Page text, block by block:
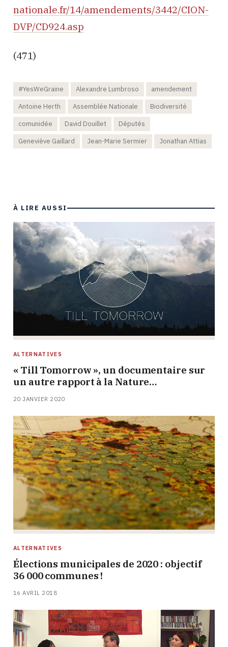
nationale.fr/14/amendements/3442/CION-
DVP/CD924.asp
(471)
#YesWeGraine Alexandre Lumbroso
amendement
Antoine Herth
Assemblée Nationale
Biodiversité
comunidée
David Douillet
Députés
Geneviève Gaillard
Jean-Marie Sermier Jonathan Attias
À LIRE AUSSI
ALTERNATIVES
« Till Tomorrow », un documentaire sur
un autre rapport à la Nature…
20 JANVIER 2020
ALTERNATIVES
Élections municipales de 2020 : objectif
36 000 communes !
16 AVRIL 2018